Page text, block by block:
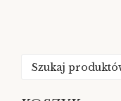
Szukaj: